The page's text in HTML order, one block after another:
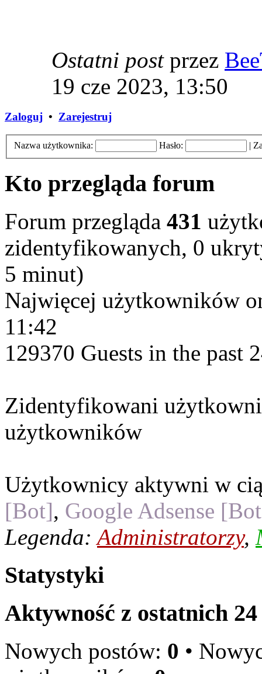
Ostatni postprzez
19 cze 2023, 13:50
Zaloguj • Zarejestruj
Nazwa użytkownika: Hasło: |
Kto przegląda forum
Forum przegląda 431
zidentyfikowanych, 0
5 minut)
Najwięcej użytkowników
11:42
129370 Guests in the past
Zidentyfikowani
użytkowników
Użytkownicy aktywni w
[Bot], Google Adsense
Legenda:Administratorzy,
Statystyki
Aktywność z ostatnich
Nowych postów: 0 •